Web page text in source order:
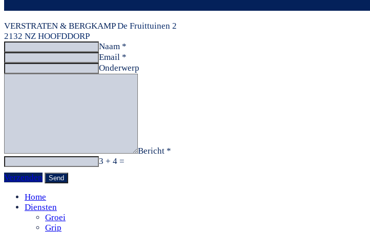
VERSTRATEN & BERGKAMP De Fruittuinen 2
2132 NZ HOOFDDORP
Naam *
Email *
Onderwerp
Bericht *
3 + 4 =
Verzenden
Home
Diensten
Groei
Grip